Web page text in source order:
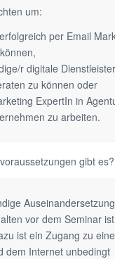
um:
per Email
r digitale
zu können oder
ExpertIn in
zu arbeiten.
gibt es?
vor dem Seminar ist
ist ein Zugang zu
dem Internet unbedingt